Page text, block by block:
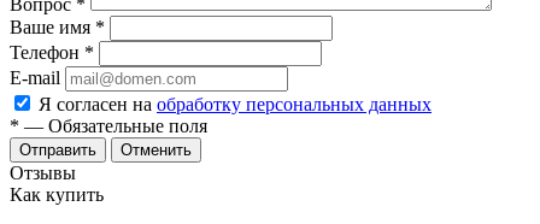
Вопрос *
Ваше имя *
Телефон *
E-mail
Я согласен на обработку персональных данных
* — Обязательные поля
Отменить
Отзывы
Как купить